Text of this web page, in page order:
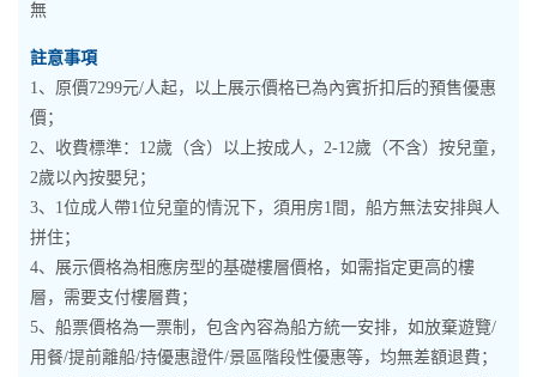
無
註意事項
1、原價7299元/人起，以上展示價格已為內賓折扣后的預售優惠
價；
2、收費標準：12歲（含）以上按成人，2-12歲（不含）按兒童，
2歲以內按嬰兒；
3、1位成人帶1位兒童的情況下，須用房1間，船方無法安排與人
拼住；
4、展示價格為相應房型的基礎樓層價格，如需指定更高的樓
層，需要支付樓層費；
5、船票價格為一票制，包含內容為船方統一安排，如放棄遊覽/
用餐/提前離船/持優惠證件/景區階段性優惠等，均無差額退費；